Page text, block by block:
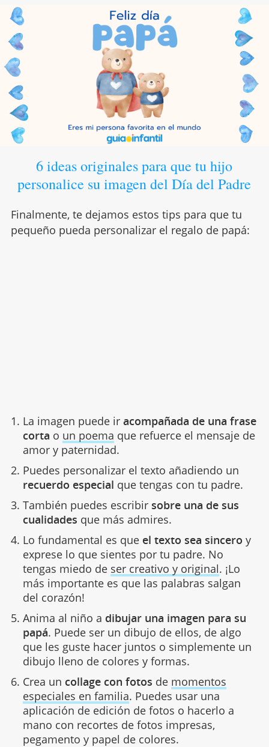
6 ideas originales para que tu hijo
personalice su imagen del Día del Padre
Finalmente, te dejamos estos tips para que tu
pequeño pueda personalizar el regalo de papá:
La imagen puede iracompañada de una frase
corta o un poema que refuerce el mensaje de
amor y paternidad.
Puedes personalizar el texto añadiendo un
recuerdo especial que tengas con tu padre.
También puedes escribir sobre una de sus
cualidades que más admires.
Lo fundamental es que el texto sea sincero y
exprese lo que sientes por tu padre. No
tengas miedo de ser creativo y original. ¡Lo
más importante es que las palabras salgan
del corazón!
Anima al niño a dibujar una imagen para su
papá. Puede ser un dibujo de ellos, de algo
que les guste hacer juntos o simplemente un
dibujo lleno de colores y formas.
Crea un collage con fotos de momentos
especiales en familia. Puedes usar una
aplicación de edición de fotos o hacerlo a
mano con recortes de fotos impresas,
pegamento y papel de colores.